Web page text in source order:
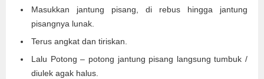
Masukkan jantung pisang, di rebus hingga jantung
pisangnya lunak.
Terus angkat dan tiriskan.
Lalu Potong – potong jantung pisang langsung tumbuk /
diulek agak halus.